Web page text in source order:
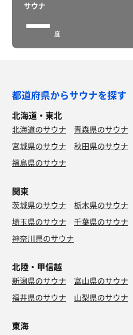
サウナ
ー 度
都道府県からサウナを探す
北海道・東北
北海道のサウナ 青森県のサウナ
宮城県のサウナ
秋田県のサウナ
福島県のサウナ
関東
茨城県のサウナ 栃木県のサウナ
埼玉県のサウナ
千葉県のサウナ
神奈川県のサウナ
北陸・甲信越
新潟県のサウナ 富山県のサウナ
福井県のサウナ
山梨県のサウナ
東海